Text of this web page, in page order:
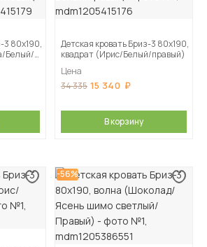
3 80х190,
Белый/
Детская кровать Бриз-3 80х190,
квадрат (Ирис/Белый/правый)
Цена
34 335 15 340
В корзину
-56%